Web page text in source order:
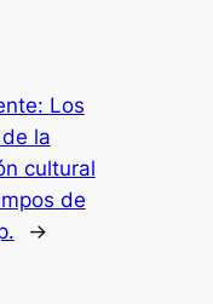
Los
la
cultural
de
→